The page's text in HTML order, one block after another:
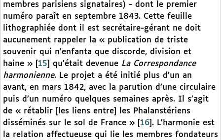
membres parisiens signataires) - dont le premier
numéro paraît en septembre 1843. Cette feuille
lithographiée dont il est secrétaire-gérant ne doit
aucunement rappeler la « publication de triste
souvenir qui n’enfanta que discorde, division et
haine »
15 qu’était devenue La Correspondance
harmonienne. Le projet a été initié plus d’un an
avant, en mars 1842, avec la parution d’une circulaire
puis d’un numéro quelques semaines après. Il s’agit
de « rétablir [les liens entre] les Phalanstériens
disséminés sur le sol de France »
16 . L’harmonie est
la relation affectueuse qui lie les membres fondateurs